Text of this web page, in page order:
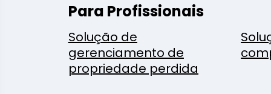
Para Profissionais
Solução de
gerenciamento de
propriedade perdida